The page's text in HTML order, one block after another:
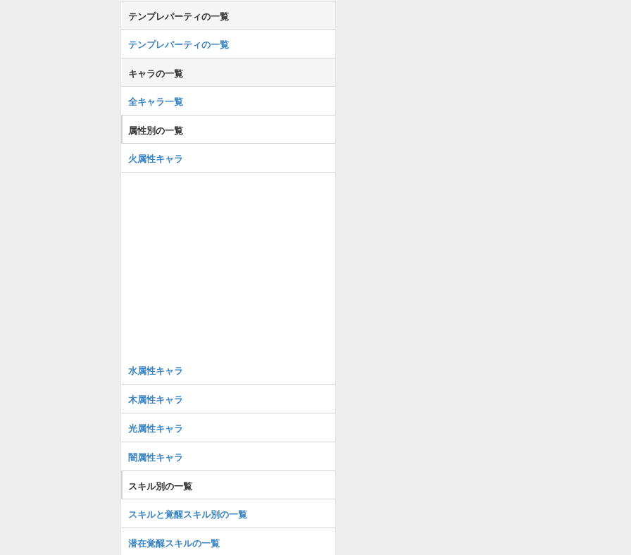
テンプレパーティの一覧
テンプレパーティの一覧
キャラの一覧
全キャラ一覧
属性別の一覧
火属性キャラ
水属性キャラ
木属性キャラ
光属性キャラ
闇属性キャラ
スキル別の一覧
スキルと覚醒スキル別の一覧
潜在覚醒スキルの一覧